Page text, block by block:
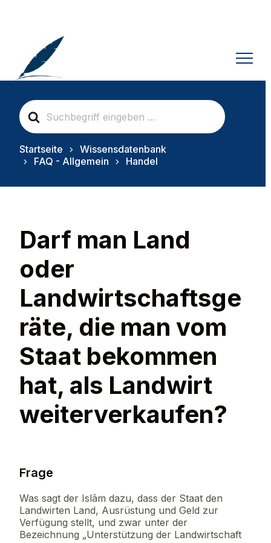
S
e
a
c
o
Startseite
Wissensdatenbank
FAQ - Allgemein
Handel
Darf man Land
oder
Landwirtschaftsge
räte, die man vom
Staat bekommen
hat, als Landwirt
weiterverkaufen?
Frage
Was sagt der Islâm dazu, dass der Staat den
Landwirten Land, Ausrüstung und Geld zur
Verfügung stellt, und zwar unter der
Bezeichnung „Unterstützung der Landwirtschaft